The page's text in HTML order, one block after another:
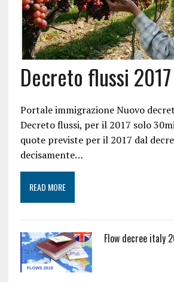
Decreto flussi 2017
Portale immigrazione Nuovo
Decreto flussi, per il 2017 solo
quote previste per il 2017 dal
decisamente…
READ MORE
Flow decree italy